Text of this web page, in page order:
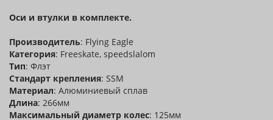
Оси и втулки в комплекте.
Производитель: Flying Eagle
Категория: Freeskate, speedslalom
Тип: Флэт
Стандарт крепления: SSM
Материал: Алюминиевый сплав
Длина: 266мм
Максимальный диаметр колес: 125мм